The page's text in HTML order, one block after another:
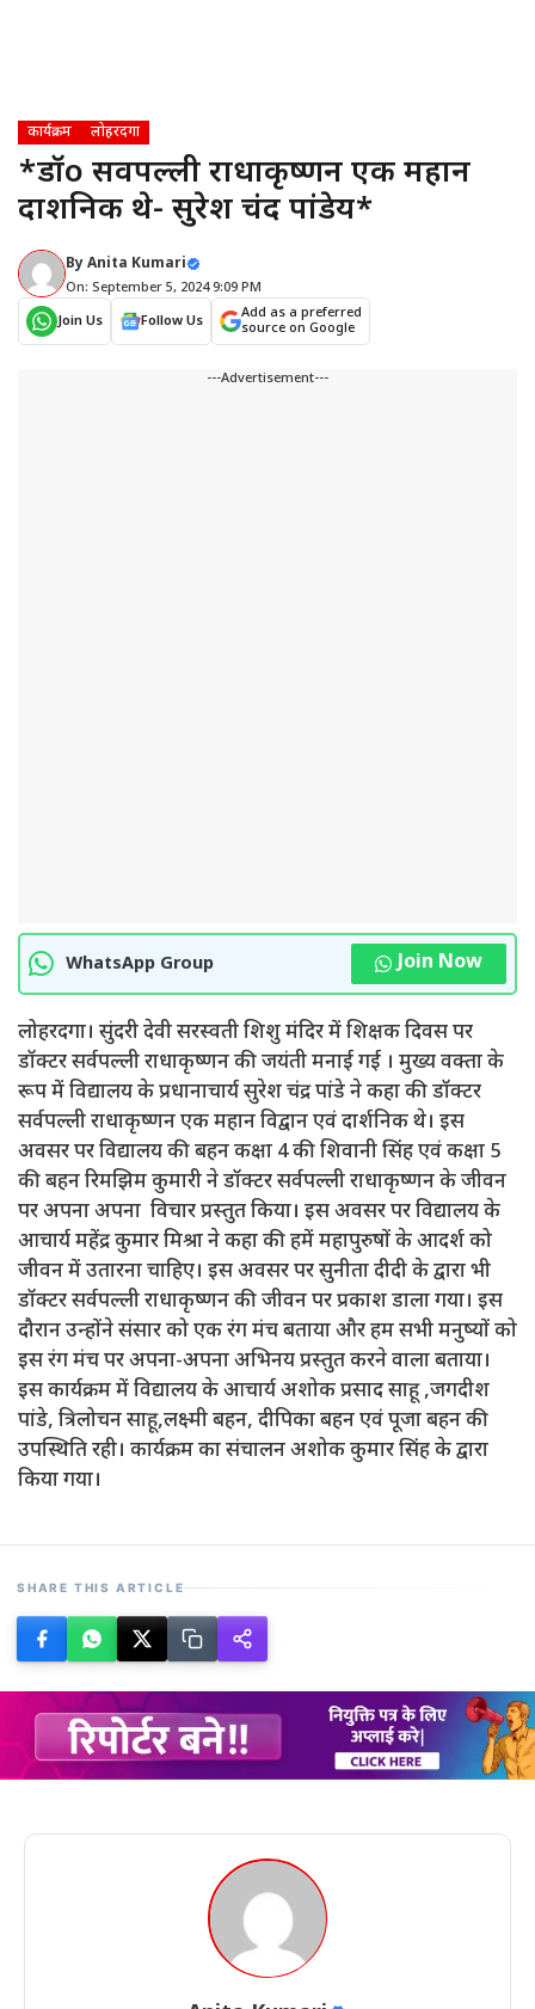
कार्यक्रम लोहरदगा
*डॉo सर्वपल्ली राधाकृष्णन एक महान
दार्शनिक थे- सुरेश चंद पांडेय*
ByAnita Kumari
On: September 5, 2024 9:09 PM
Join Us
Follow Us
Add as a preferred
source on Google
---Advertisement---
WhatsApp Group Join Now
लोहरदगा। सुंदरी देवी सरस्वती शिशु मंदिर में शिक्षक दिवस पर
डॉक्टर सर्वपल्ली राधाकृष्णन की जयंती मनाई गई । मुख्य वक्ता के
रूप में विद्यालय के प्रधानाचार्य सुरेश चंद्र पांडे ने कहा की डॉक्टर
सर्वपल्ली राधाकृष्णन एक महान विद्वान एवं दार्शनिक थे। इस
अवसर पर विद्यालय की बहन कक्षा 4 की शिवानी सिंह एवं कक्षा 5
की बहन रिमझिम कुमारी ने डॉक्टर सर्वपल्ली राधाकृष्णन के जीवन
पर अपना अपना विचार प्रस्तुत किया। इस अवसर पर विद्यालय के
आचार्य महेंद्र कुमार मिश्रा ने कहा की हमें महापुरुषों के आदर्श को
जीवन में उतारना चाहिए। इस अवसर पर सुनीता दीदी के द्वारा भी
डॉक्टर सर्वपल्ली राधाकृष्णन की जीवन पर प्रकाश डाला गया। इस
दौरान उन्होंने संसार को एक रंग मंच बताया और हम सभी मनुष्यों को
इस रंग मंच पर अपना-अपना अभिनय प्रस्तुत करने वाला बताया।
इस कार्यक्रम में विद्यालय के आचार्य अशोक प्रसाद साहू ,जगदीश
पांडे, त्रिलोचन साहू,लक्ष्मी बहन, दीपिका बहन एवं पूजा बहन की
उपस्थिति रही। कार्यक्रम का संचालन अशोक कुमार सिंह के द्वारा
किया गया।
SHARE THIS ARTICLE